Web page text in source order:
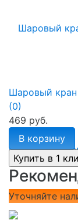
избранное
Шаровый кран
(0)
469 руб.
В корзину
Уточняйте